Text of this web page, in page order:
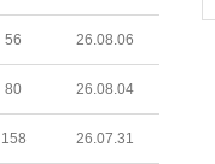
56 26.08.06
80 26.08.04
158 26.07.31